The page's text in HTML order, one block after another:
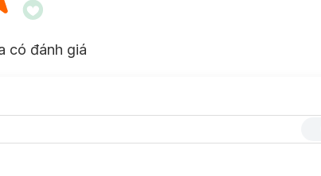
có đánh giá